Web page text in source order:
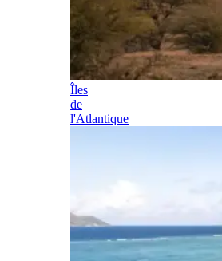
Îles
de
l'Atlantique